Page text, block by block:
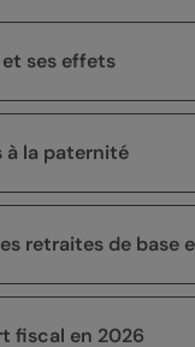
ses effets
à la paternité
retraites de
fiscal en 2026